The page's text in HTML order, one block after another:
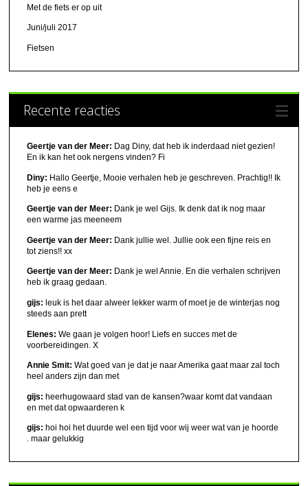
Met de fiets er op uit
Juni/juli 2017
Fietsen
Recente reacties
Geertje van der Meer: Dag Diny, dat heb ik inderdaad niet gezien!
En ik kan het ook nergens vinden? Fi
Diny: Hallo Geertje, Mooie verhalen heb je geschreven. Prachtig!! Ik
heb je eens e
Geertje van der Meer: Dank je wel Gijs. Ik denk dat ik nog maar
een warme jas meeneem
Geertje van der Meer: Dank jullie wel. Jullie ook een fijne reis en
tot ziens!! xx
Geertje van der Meer: Dank je wel Annie. En die verhalen schrijven
heb ik graag gedaan.
gijs: leuk is het daar alweer lekker warm of moet je de winterjas nog
steeds aan prett
Elenes: We gaan je volgen hoor! Liefs en succes met de
voorbereidingen. X
Annie Smit: Wat goed van je dat je naar Amerika gaat maar zal toch
heel anders zijn dan met
gijs: heerhugowaard stad van de kansen?waar komt dat vandaan
en met dat opwaarderen k
gijs: hoi hoi het duurde wel een tijd voor wij weer wat van je hoorde
. maar gelukkig